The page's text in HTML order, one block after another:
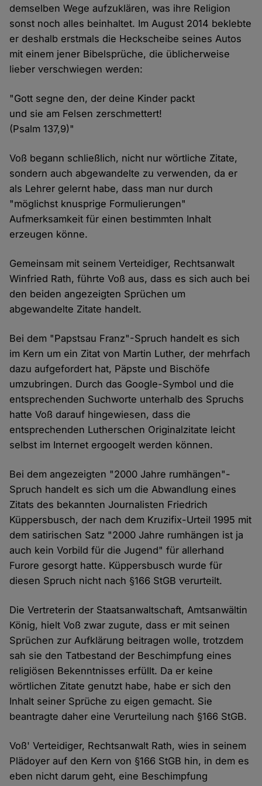
demselben Wege aufzuklären, was ihre Religion
sonst noch alles beinhaltet. Im August 2014 beklebte
er deshalb erstmals die Heckscheibe seines Autos
mit einem jener Bibelsprüche, die üblicherweise
lieber verschwiegen werden:
"Gott segne den, der deine Kinder packt
und sie am Felsen zerschmettert!
(Psalm 137,9)"
Voß begann schließlich, nicht nur wörtliche Zitate,
sondern auch abgewandelte zu verwenden, da er
als Lehrer gelernt habe, dass man nur durch
"möglichst knusprige Formulierungen"
Aufmerksamkeit für einen bestimmten Inhalt
erzeugen könne.
Gemeinsam mit seinem Verteidiger, Rechtsanwalt
Winfried Rath, führte Voß aus, dass es sich auch bei
den beiden angezeigten Sprüchen um
abgewandelte Zitate handelt.
Bei dem "Papstsau Franz"-Spruch handelt es sich
im Kern um ein Zitat von Martin Luther, der mehrfach
dazu aufgefordert hat, Päpste und Bischöfe
umzubringen. Durch das Google-Symbol und die
entsprechenden Suchworte unterhalb des Spruchs
hatte Voß darauf hingewiesen, dass die
entsprechenden Lutherschen Originalzitate leicht
selbst im Internet ergoogelt werden können.
Bei dem angezeigten "2000 Jahre rumhängen"-
Spruch handelt es sich um die Abwandlung eines
Zitats des bekannten Journalisten Friedrich
Küppersbusch, der nach dem Kruzifix-Urteil 1995 mit
dem satirischen Satz "2000 Jahre rumhängen ist ja
auch kein Vorbild für die Jugend" für allerhand
Furore gesorgt hatte. Küppersbusch wurde für
diesen Spruch nicht nach §166 StGB verurteilt.
Die Vertreterin der Staatsanwaltschaft, Amtsanwältin
König, hielt Voß zwar zugute, dass er mit seinen
Sprüchen zur Aufklärung beitragen wolle, trotzdem
sah sie den Tatbestand der Beschimpfung eines
religiösen Bekenntnisses erfüllt. Da er keine
wörtlichen Zitate genutzt habe, habe er sich den
Inhalt seiner Sprüche zu eigen gemacht. Sie
beantragte daher eine Verurteilung nach §166 StGB.
Voß' Verteidiger, Rechtsanwalt Rath, wies in seinem
Plädoyer auf den Kern von §166 StGB hin, in dem es
eben nicht darum geht, eine Beschimpfung